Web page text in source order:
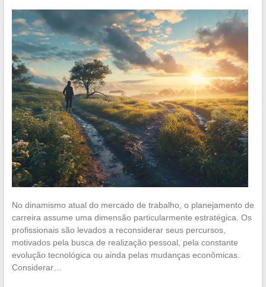
No dinamismo atual do mercado de trabalho, o planejamento de
carreira assume uma dimensão particularmente estratégica. Os
profissionais são levados a reconsiderar seus percursos,
motivados pela busca de realização pessoal, pela constante
evolução tecnológica ou ainda pelas mudanças econômicas.
Considerar…